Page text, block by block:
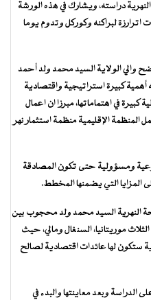
دراسته، ويشارك في هذه الورشة
لبراكنه وكوركل وتدوم يوما
والي الولاية السيد محمد ولد أحمد
كبيرة استراتيجية واقتصادية
كبيرة في اهتماماتها، مبرزا ان اعمال
الإقليمية منظمة استثمار نهر
ومسؤولية حتى تكون المصادقة
المزايا التي يضمنها المخطط.
النهرية السيد محمد ولد محجوب بين
موريتانيا، السنغال ومالي، حيث
ستكون لها عائدات اقتصادية لصالح
وبعد معاينتها والبدء في